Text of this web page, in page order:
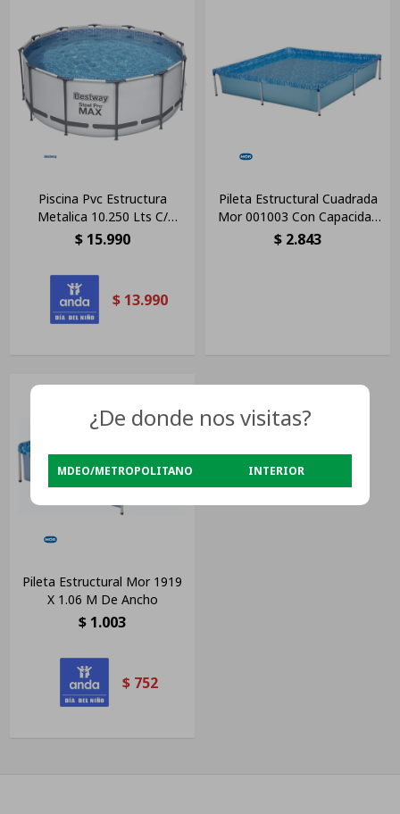
Piscina Pvc Estructura
Metalica 10.250 Lts C/
Bomba Y Filtro
$ 15.990
$ 13.990
Pileta Estructural Cuadrada
Mor 001003 Con Capacidad
De 1500 Litros 1.89x1.89 M
$ 2.843
Pileta Estructural Mor 1919
X 1.06 M De Ancho
$ 1.003
$ 752
¿De donde nos visitas?
MDEO/METROPOLITANO INTERIOR